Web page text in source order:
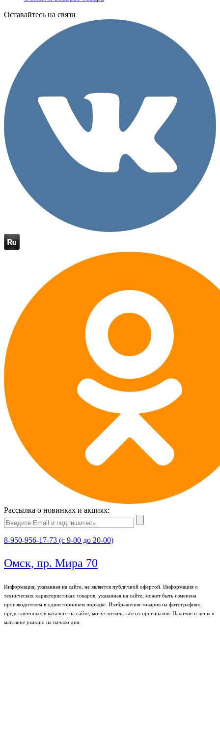
Оставайтесь на связи
Рассылка о новинках и акциях:
8-950-956-17-73 (с 9-00 до 20-00)
Омск, пр. Мира 70
Информация, указанная на сайте, не является публичной офертой. Информация о
технических характеристиках товаров, указанная на сайте, может быть изменена
производителем в одностороннем порядке. Изображения товаров на фотографиях,
представленных в каталоге на сайте, могут отличаться от оригиналов. Наличие и цены в
магазине указано на начало дня.